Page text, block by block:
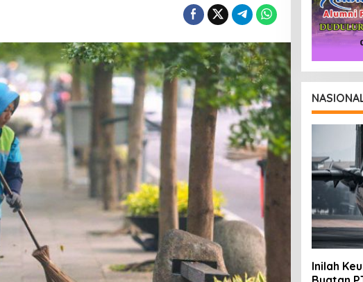
Inilah